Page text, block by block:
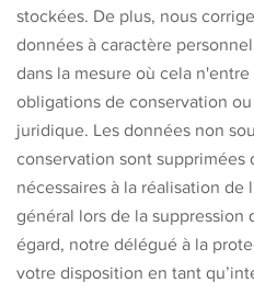
stockées. De plus, nous
données à caractère
dans la mesure où cela
obligations de conservation
juridique. Les données non
conservation sont supprimées
nécessaires à la réalisation
général lors de la
égard, notre délégué à la
votre disposition en tant